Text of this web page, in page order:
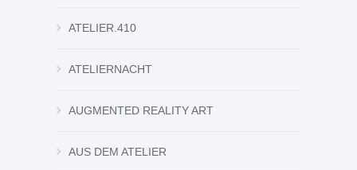
ATELIER.410
ATELIERNACHT
AUGMENTED REALITY ART
AUS DEM ATELIER